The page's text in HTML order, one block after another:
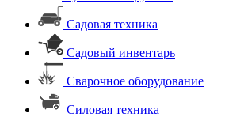
Садовая техника
Садовый инвентарь
Сварочное оборудование
Силовая техника